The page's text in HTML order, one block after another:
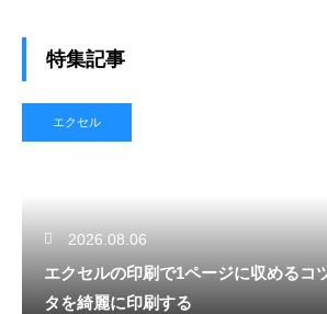
特集記事
エクセル
2026.08.06
エクセルの印刷で1ページに収めるコ
タを綺麗に印刷する